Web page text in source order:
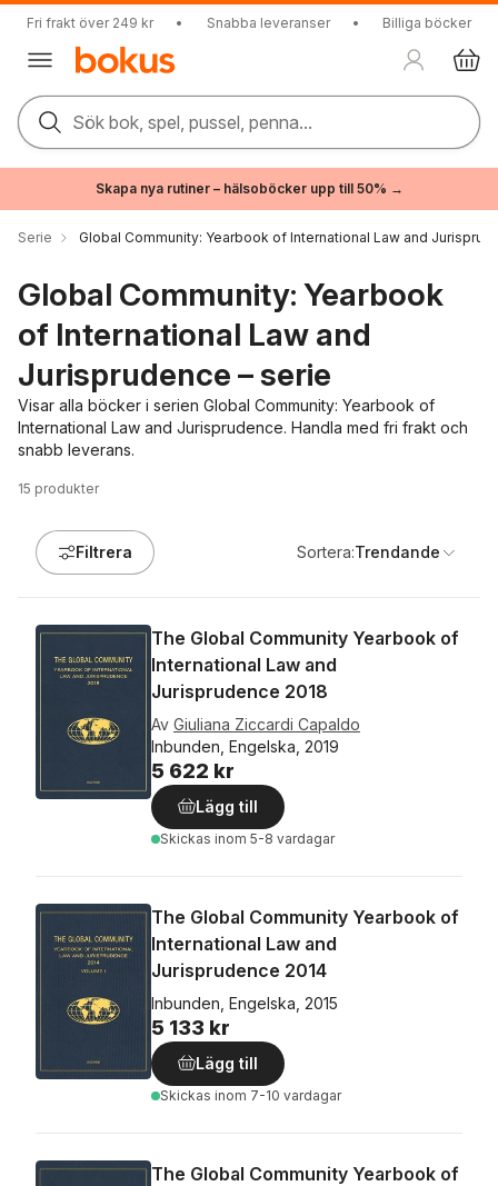
Fri frakt över 249 kr • Snabba leveranser • Billiga böcker
Sök bok, spel, pussel, penna...
Skapa nya rutiner – hälsoböcker upp till 50% →
Serie Global Community: Yearbook of International Law and
Global Community: Yearbook
of International Law and
Jurisprudence – serie
Visar alla böcker i serien Global Community: Yearbook of
International Law and Jurisprudence. Handla med fri frakt och
snabb leverans.
15 produkter
Filtrera Sortera:Trendande
The Global Community Yearbook of
International Law and
Jurisprudence 2018
Av Giuliana Ziccardi Capaldo
Inbunden, Engelska, 2019
5 622 kr
Lägg till
Skickas inom 5-8 vardagar
The Global Community Yearbook of
International Law and
Jurisprudence 2014
Inbunden, Engelska, 2015
5 133 kr
Lägg till
Skickas inom 7-10 vardagar
The Global Community Yearbook of